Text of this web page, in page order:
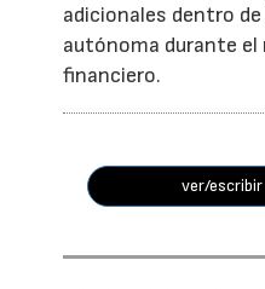
adicionales dentro
autónoma durante el
financiero.
ver/